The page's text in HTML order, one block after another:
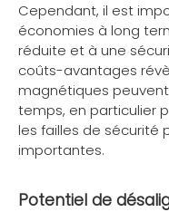
Cependant, il est
économies à long
réduite et à une
coûts-avantages
magnétiques
temps, en particulier
les failles de sécurité
importantes.
Potentiel de